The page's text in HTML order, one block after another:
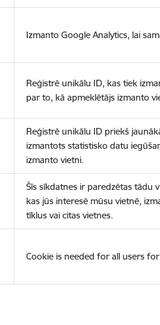
Izmanto Google Analytics, lai
Reģistrē unikālu ID, kas tiek
par to, kā apmeklētājs izmanto
Reģistrē unikālu ID priekš
izmantots statistisko datu
izmanto vietni.
Šīs sīkdatnes ir paredzētas tādu
kas jūs interesē mūsu vietnē,
tīklus vai citas vietnes.
Cookie is needed for all users